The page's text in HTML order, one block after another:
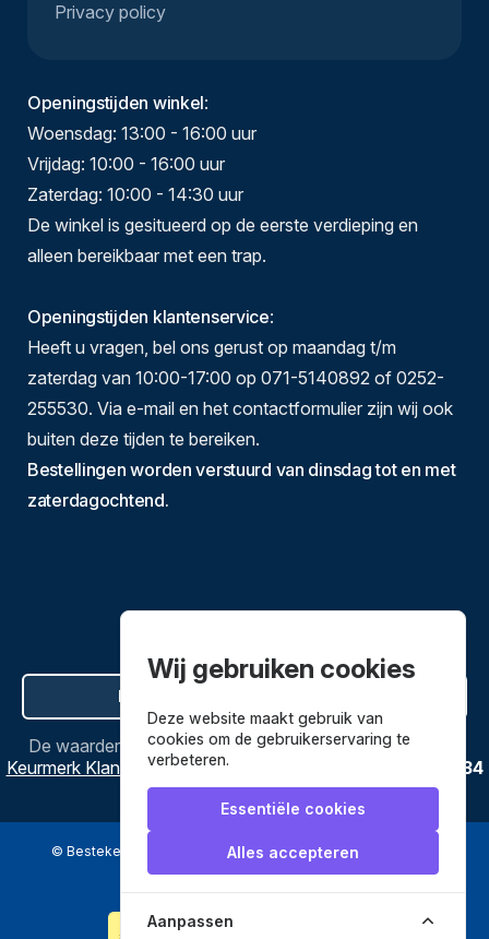
Privacy policy
Openingstijden winkel:
Woensdag: 13:00 - 16:00 uur
Vrijdag: 10:00 - 16:00 uur
Zaterdag: 10:00 - 14:30 uur
De winkel is gesitueerd op de eerste verdieping en
alleen bereikbaar met een trap.
Openingstijden klantenservice:
Heeft u vragen, bel ons gerust op maandag t/m
zaterdag van 10:00-17:00 op 071-5140892 of 0252-
255530. Via e-mail en het contactformulier zijn wij ook
buiten deze tijden te bereiken.
Bestellingen worden verstuurd van dinsdag tot en met
zaterdagochtend.
Hier de overeenkomst ontbinden
De waardering vanBestekenpannen.nlbijWebwinkel
Keurmerk Klantbeoordelingen
3634
reviews.
© Bestekenpannen.nl 2026 een webshop van
Wij gebruiken cookies
Deze website maakt gebruik van
cookies om de gebruikerservaring te
verbeteren.
Essentiële cookies
Alles accepteren
Aanpassen